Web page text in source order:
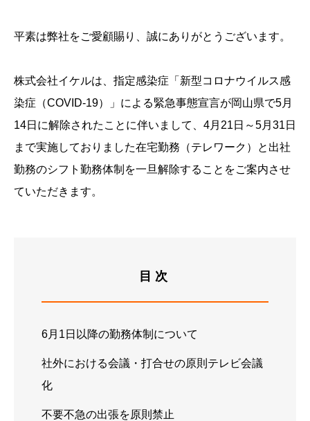
平素は弊社をご愛顧賜り、誠にありがとうございます。
株式会社イケルは、指定感染症「新型コロナウイルス感
染症（COVID-19）」による緊急事態宣言が岡山県で5月
14日に解除されたことに伴いまして、4月21日～5月31日
まで実施しておりました在宅勤務（テレワーク）と出社
勤務のシフト勤務体制を一旦解除することをご案内させ
ていただきます。
目次
6月1日以降の勤務体制について
社外における会議・打合せの原則テレビ会議
化
不要不急の出張を原則禁止